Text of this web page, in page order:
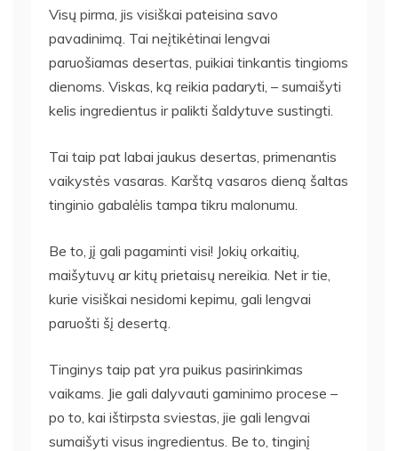
Visų pirma, jis visiškai pateisina savo
pavadinimą. Tai neįtikėtinai lengvai
paruošiamas desertas, puikiai tinkantis tingioms
dienoms. Viskas, ką reikia padaryti, – sumaišyti
kelis ingredientus ir palikti šaldytuve sustingti.
Tai taip pat labai jaukus desertas, primenantis
vaikystės vasaras. Karštą vasaros dieną šaltas
tinginio gabalėlis tampa tikru malonumu.
Be to, jį gali pagaminti visi! Jokių orkaitių,
maišytuvų ar kitų prietaisų nereikia. Net ir tie,
kurie visiškai nesidomi kepimu, gali lengvai
paruošti šį desertą.
Tinginys taip pat yra puikus pasirinkimas
vaikams. Jie gali dalyvauti gaminimo procese –
po to, kai ištirpsta sviestas, jie gali lengvai
sumaišyti visus ingredientus. Be to, tinginį